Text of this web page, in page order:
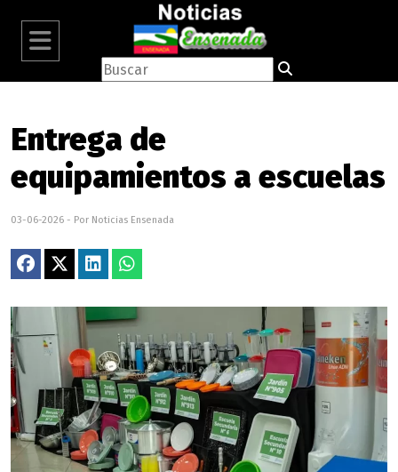
Entrega de
equipamientos a escuelas
03-06-2026 - Por Noticias Ensenada